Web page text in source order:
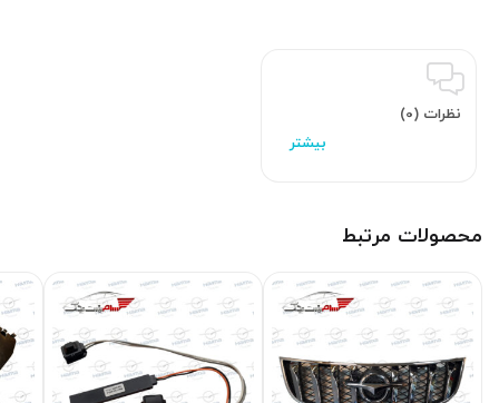
نظرات (0)
محصولات مرتبط